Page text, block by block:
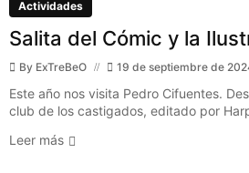
Actividades
Salita del Cómic y la
By ExTreBeO 19 de septiembre de
Este año nos visita Pedro Cifuentes.
club de los castigados, editado por
Leer más